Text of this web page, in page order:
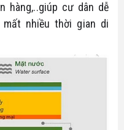
hàng,..giúp cư dân dễ
nhiều thời gian di